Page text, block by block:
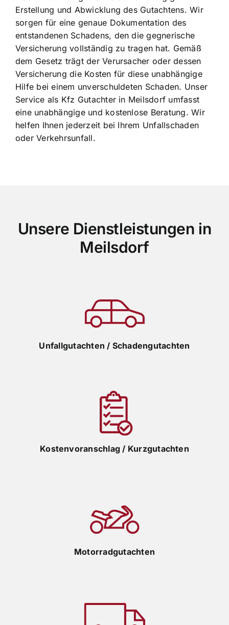
Erstellung und Abwicklung des Gutachtens. Wir
sorgen für eine genaue Dokumentation des
entstandenen Schadens, den die gegnerische
Versicherung vollständig zu tragen hat. Gemäß
dem Gesetz trägt der Verursacher oder dessen
Versicherung die Kosten für diese unabhängige
Hilfe bei einem unverschuldeten Schaden. Unser
Service als Kfz Gutachter in Meilsdorf umfasst
eine unabhängige und kostenlose Beratung. Wir
helfen Ihnen jederzeit bei Ihrem Unfallschaden
oder Verkehrsunfall.
Unsere Dienstleistungen in
Meilsdorf
Unfallgutachten / Schadengutachten
Kostenvoranschlag / Kurzgutachten
Motorradgutachten